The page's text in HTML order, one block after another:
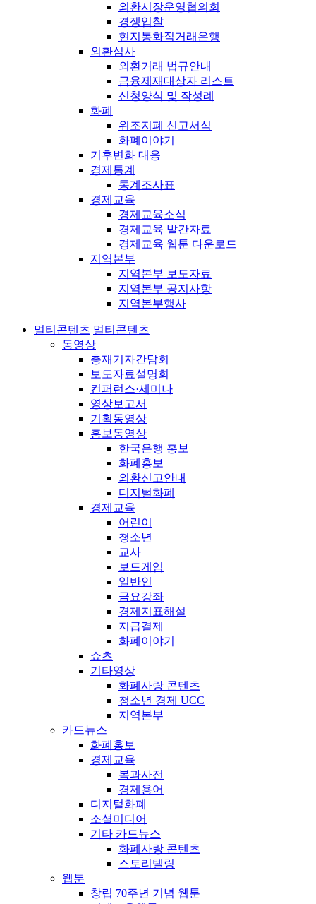
외환시장운영협의회
경쟁입찰
현지통화직거래은행
외환심사
외환거래 법규안내
금융제재대상자 리스트
신청양식 및 작성례
화폐
위조지폐 신고서식
화폐이야기
기후변화 대응
경제통계
통계조사표
경제교육
경제교육소식
경제교육 발간자료
경제교육 웹툰 다운로드
지역본부
지역본부 보도자료
지역본부 공지사항
지역본부행사
멀티콘텐츠 멀티콘텐츠
동영상
총재기자간담회
보도자료설명회
컨퍼런스·세미나
영상보고서
기획동영상
홍보동영상
한국은행 홍보
화폐홍보
외환신고안내
디지털화폐
경제교육
어린이
청소년
교사
보드게임
일반인
금요강좌
경제지표해설
지급결제
화폐이야기
쇼츠
기타영상
화폐사랑 콘텐츠
청소년 경제 UCC
지역본부
카드뉴스
화폐홍보
경제교육
복과사전
경제용어
디지털화폐
소셜미디어
기타 카드뉴스
화폐사랑 콘텐츠
스토리텔링
웹툰
창립 70주년 기념 웹툰